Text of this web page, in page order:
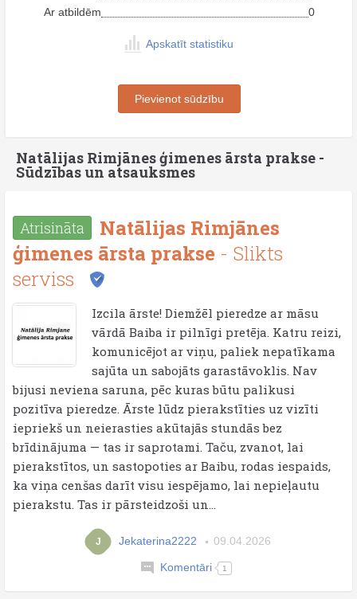
Ar atbildēm
0
Apskatīt statistiku
Pievienot sūdzību
Natālijas Rimjānes ģimenes ārsta prakse -
Sūdzības un atsauksmes
Atrisināta
Natālijas Rimjānes
ģimenes ārsta prakse - Slikts
serviss
Izcila ārste! Diemžēl pieredze ar māsu
vārdā Baiba ir pilnīgi pretēja. Katru reizi,
komunicējot ar viņu, paliek nepatīkama
sajūta un sabojāts garastāvoklis. Nav
bijusi neviena saruna, pēc kuras būtu palikusi
pozitīva pieredze. Ārste lūdz pierakstīties uz vizīti
iepriekš un neierasties akūtajās stundās bez
brīdinājuma — tas ir saprotami. Taču, zvanot, lai
pierakstītos, un sastopoties ar Baibu, rodas iespaids,
ka viņa cenšas darīt visu iespējamo, lai nepieļautu
pierakstu. Tas ir pārsteidzoši un...
J Jekaterina2222 09.04.2026
Komentāri 1